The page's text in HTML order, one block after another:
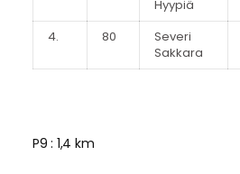
Hyypiä
4. 80
Severi
Sakkara
P9 : 1,4 km